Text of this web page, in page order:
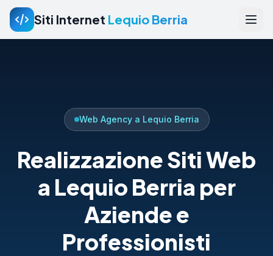
Siti Internet Lequio Berria
Web Agency a Lequio Berria
Realizzazione Siti Web
a Lequio Berria per
Aziende e
Professionisti